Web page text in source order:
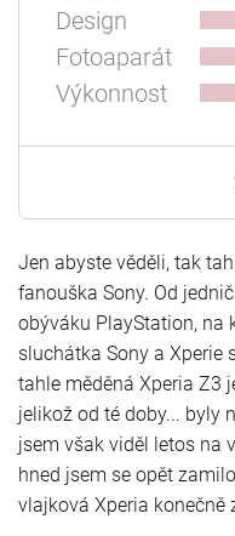
Design
Fotoaparát
Výkonnost
Jen abyste věděli, tak
fanouška Sony. Od
obýváku PlayStation, na
sluchátka Sony a Xperie
tahle měděná Xperia Z3
jelikož od té doby... byly
jsem však viděl letos na
hned jsem se opět
vlajková Xperia konečně